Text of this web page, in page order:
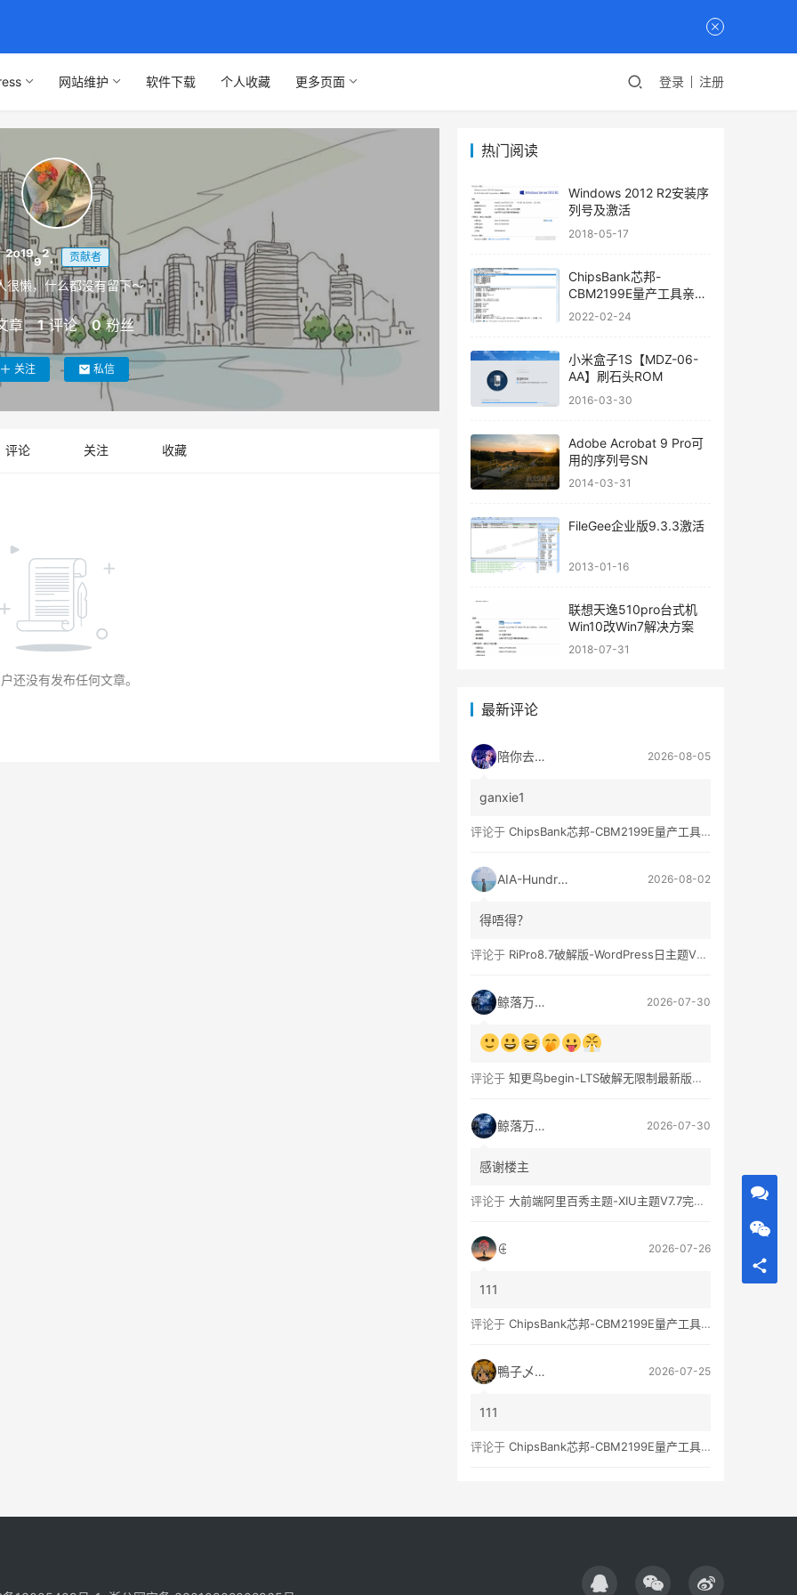
网站维护 软件下载 个人收藏 更多页面 登录 注册
²º¹⁹₉². 贡献者
很懒，什么都没有留下～
章 1 评论 0 粉丝
关注 私信
评论 关注 收藏
还没有发布任何文章。
热门阅读
Windows 2012 R2安装序
列号及激活
2018-05-17
ChipsBank芯邦-
CBM2199E量产工具亲测
可用
2022-02-24
小米盒子1S【MDZ-06-
AA】刷石头ROM
2016-03-30
Adobe Acrobat 9 Pro可
用的序列号SN
2014-03-31
FileGee企业版9.3.3激活
2013-01-16
联想天逸510pro台式机
Win10改Win7解决方案
2018-07-31
最新评论
陪你去流浪 2026-08-05
ganxie1
评论于 ChipsBank芯邦-CBM2199E量产工具亲测可用
AIA-Hundred 2026-08-02
得唔得？
评论于 RiPro8.7破解版-WordPress日主题V8.7完整无限制版下载
鲸落万物生 2026-07-30
评论于 知更鸟begin-LTS破解无限制最新版WordPress主题模板
鲸落万物生 2026-07-30
感谢楼主
评论于 大前端阿里百秀主题-XIU主题V7.7完美破解无限制版
2026-07-26
111
评论于 ChipsBank芯邦-CBM2199E量产工具亲测可用
鴨子乄選択 2026-07-25
111
评论于 ChipsBank芯邦-CBM2199E量产工具亲测可用